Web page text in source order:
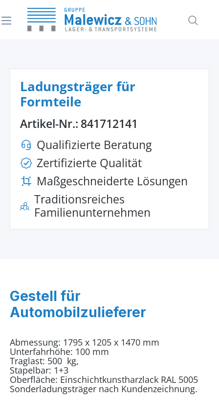
springen
Ladungsträger für
Formteile
Artikel-Nr.: 841712141
Qualifizierte Beratung
Zertifizierte Qualität
Maßgeschneiderte Lösungen
Traditionsreiches
Familienunternehmen
Gestell für
Automobilzulieferer
Abmessung: 1795 x 1205 x 1470 mm
Unterfahrhöhe: 100 mm
Traglast: 500 kg,
Stapelbar: 1+3
Oberfläche: Einschichtkunstharzlack RAL 5005
Sonderladungsträger nach Kundenzeichnung.